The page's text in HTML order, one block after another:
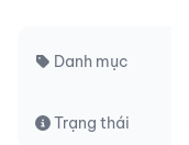
Danh mục
Trạng thái